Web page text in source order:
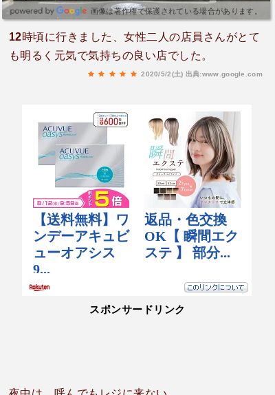
画像は著作権で保護されている場合があります。
12時頃に行きました、女性二人の店員さんがとて
も明るく元気で気持ちの良い店でした。
2020/5/2(土) 出典:www.google.com
スポンサードリンク